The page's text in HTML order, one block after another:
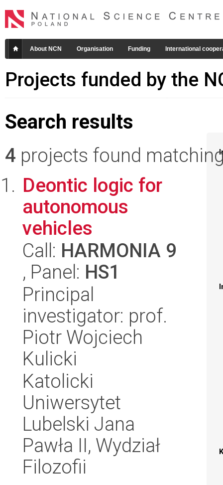
About NCN Organisation Funding International
Projects funded by the
Search results
4 projects found
Deontic logic for
autonomous
vehicles
Call: HARMONIA 9
, Panel: HS1
Principal
investigator: prof.
Piotr Wojciech
Kulicki
Katolicki
Uniwersytet
Lubelski Jana
Pawła II, Wydział
Filozofii